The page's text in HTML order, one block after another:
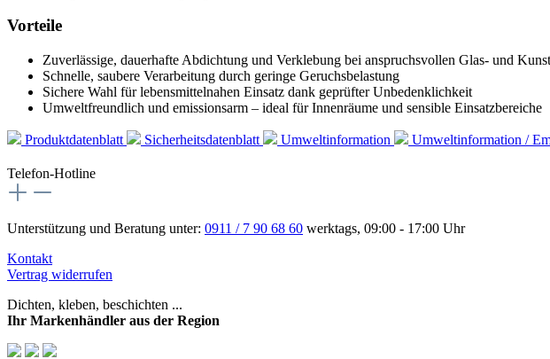
Vorteile
Zuverlässige, dauerhafte Abdichtung und Verklebung bei anspruchsvollen Glas- und
Schnelle, saubere Verarbeitung durch geringe Geruchsbelastung
Sichere Wahl für lebensmittelnahen Einsatz dank geprüfter Unbedenklichkeit
Umweltfreundlich und emissionsarm – ideal für Innenräume und sensible Einsatzbereiche
Produktdatenblatt Sicherheitsdatenblatt Umweltinformation Umweltinformation /
Telefon-Hotline
Unterstützung und Beratung unter: 0911 / 7 90 68 60 werktags, 09:00 - 17:00 Uhr
Kontakt
Vertrag widerrufen
Dichten, kleben, beschichten ...
Ihr Markenhändler aus der Region